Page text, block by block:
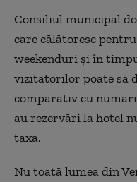
Consiliul municipal
care călătoresc
weekenduri şi în
vizitatorilor poate să
comparativ cu
au rezervări la hotel
taxa.
Nu toată lumea din